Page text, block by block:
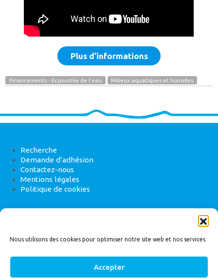
Nous utilisons des cookies pour optimiser notre site web et nos services
Accepter
Plus d’informations
Financements - Economie de l'eau Milieux aquatiques et humides
Recherche
Demande d’adhésion
Contactez-nous
Mentions légales
Politique de cookies